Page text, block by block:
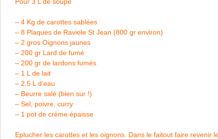
– 4 Kg de carottes sablées
– 8 Plaques de Raviole St Jean (800 gr environ)
– 2 gros Oignons jaunes
– 200 gr Lard de fumé
– 200 gr de lardons fumés
– 1 L de lait
– 2,5 L d’eau
– Beurre salé (bien sur !)
– Sel, poivre, curry
– 1 pot de crème épaisse
Eplucher les carottes et les oignons. Dans le faitout faire revenir